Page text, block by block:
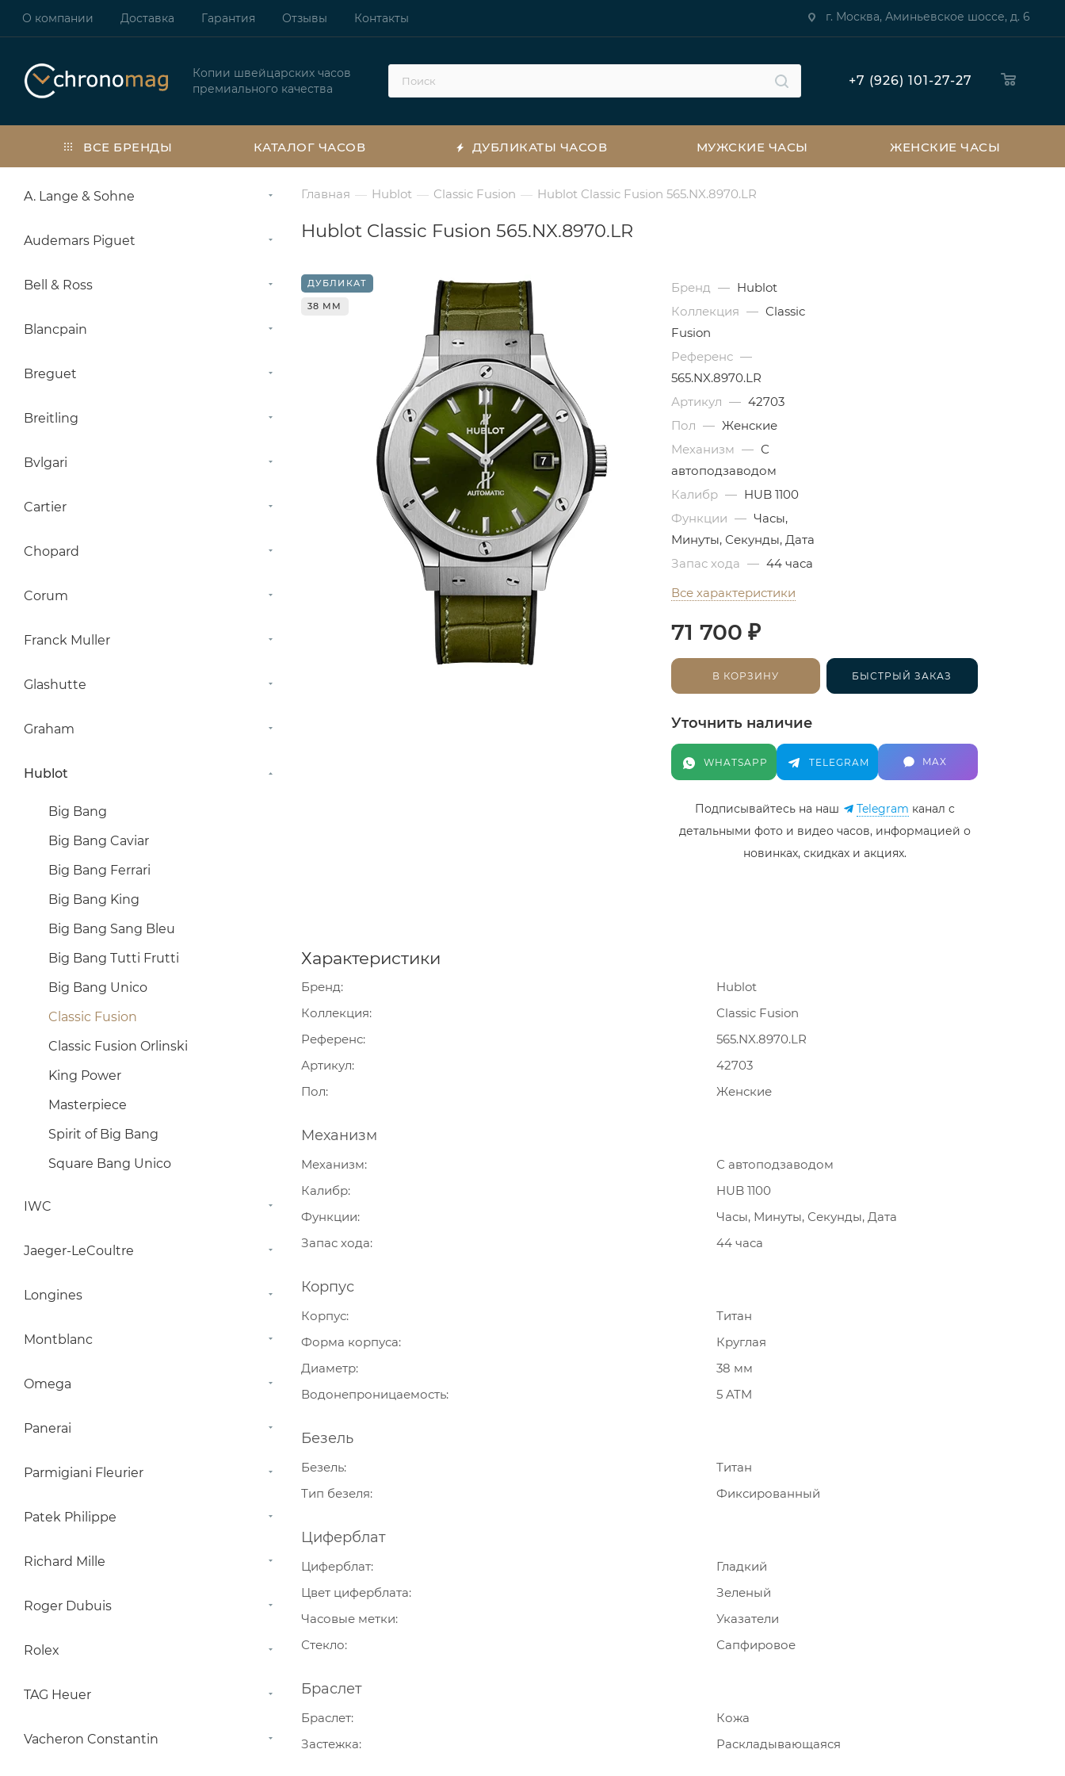
О компании Доставка Гарантия Отзывы Контакты г. Москва, Аминьевское шоссе, д. 6
Копии швейцарских часов
премиального качества
+7 (926) 101-27-27
ВСЕ БРЕНДЫ КАТАЛОГ ЧАСОВ ДУБЛИКАТЫ ЧАСОВ МУЖСКИЕ ЧАСЫ ЖЕНСКИЕ ЧАСЫ
Главная — Hublot — Classic Fusion — Hublot Classic Fusion 565.NX.8970.LR
Hublot Classic Fusion 565.NX.8970.LR
ДУБЛИКАТ
38 ММ
Бренд — Hublot
Коллекция — Classic
Fusion
Референс —
565.NX.8970.LR
Артикул — 42703
Пол — Женские
Механизм — С
автоподзаводом
Калибр — HUB 1100
Функции — Часы,
Минуты, Секунды, Дата
Запас хода — 44 часа
Все характеристики
71 700 ₽
В КОРЗИНУ БЫСТРЫЙ ЗАКАЗ
Уточнить наличие
WHATSAPP TELEGRAM MAX
Подписывайтесь на наш Telegram канал c
детальными фото и видео часов, информацией о
новинках, скидках и акциях.
Характеристики
Бренд
Hublot
Коллекция
Classic Fusion
Референс
565.NX.8970.LR
Артикул
42703
Пол
Женские
Механизм
Механизм
С автоподзаводом
Калибр
HUB 1100
Функции
Часы, Минуты, Секунды, Дата
Запас хода
44 часа
Корпус
Корпус
Титан
Форма корпуса
Круглая
Диаметр
38 мм
Водонепроницаемость
5 ATM
Безель
Безель
Титан
Тип безеля
Фиксированный
Циферблат
Циферблат
Гладкий
Цвет циферблата
Зеленый
Часовые метки
Указатели
Стекло
Сапфировое
Браслет
Браслет
Кожа
Застежка
Раскладывающаяся
A. Lange & Sohne
Audemars Piguet
Bell & Ross
Blancpain
Breguet
Breitling
Bvlgari
Cartier
Chopard
Corum
Franck Muller
Glashutte
Graham
Hublot
Big Bang
Big Bang Caviar
Big Bang Ferrari
Big Bang King
Big Bang Sang Bleu
Big Bang Tutti Frutti
Big Bang Unico
Classic Fusion
Classic Fusion Orlinski
King Power
Masterpiece
Spirit of Big Bang
Square Bang Unico
IWC
Jaeger-LeCoultre
Longines
Montblanc
Omega
Panerai
Parmigiani Fleurier
Patek Philippe
Richard Mille
Roger Dubuis
Rolex
TAG Heuer
Vacheron Constantin